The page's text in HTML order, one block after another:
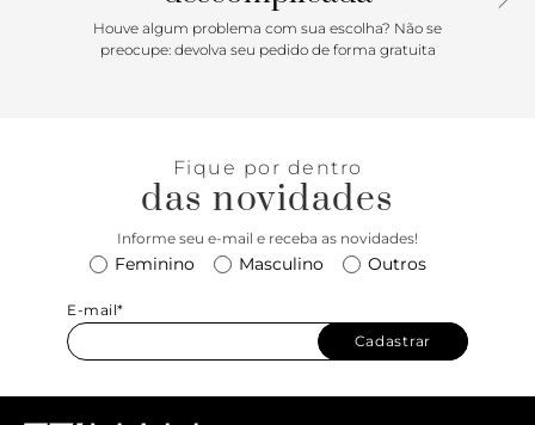
Houve algum problema com sua escolha? Não se
preocupe: devolva seu pedido de forma gratuita
Fique por dentro
das novidades
Informe seu e-mail e receba as novidades!
Feminino Masculino Outros
E-mail*
Cadastrar